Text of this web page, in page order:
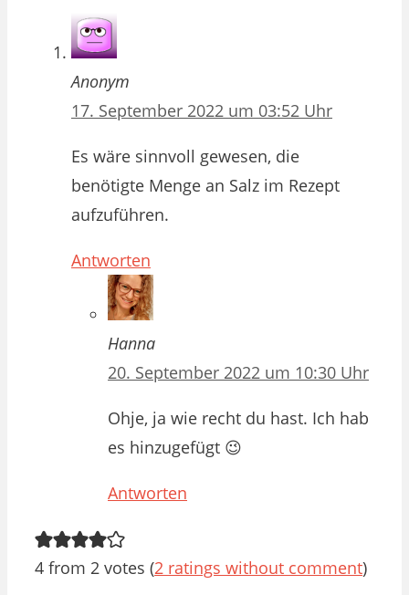
Anonym
17. September 2022 um 03:52 Uhr
Es wäre sinnvoll gewesen, die
benötigte Menge an Salz im Rezept
aufzuführen.
Antworten
Hanna
20. September 2022 um 10:30 Uhr
Ohje, ja wie recht du hast. Ich hab
es hinzugefügt 😉
Antworten
4 from 2 votes (2 ratings without comment)